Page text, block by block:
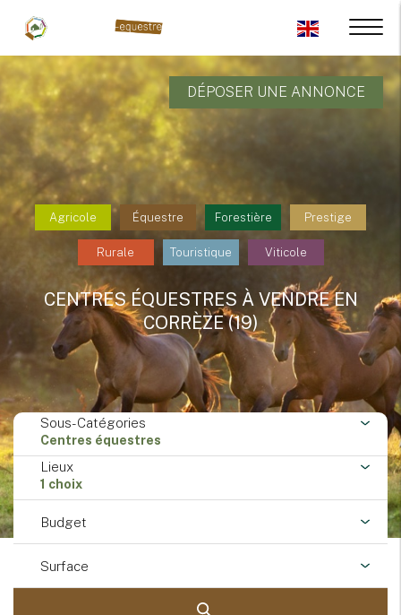
DÉPOSER UNE ANNONCE
Agricole Équestre Forestière Prestige
Rurale Touristique Viticole
CENTRES ÉQUESTRES À VENDRE EN
CORRÈZE (19)
Sous-Catégories
Centres équestres
Lieux
1 choix
Budget
Surface